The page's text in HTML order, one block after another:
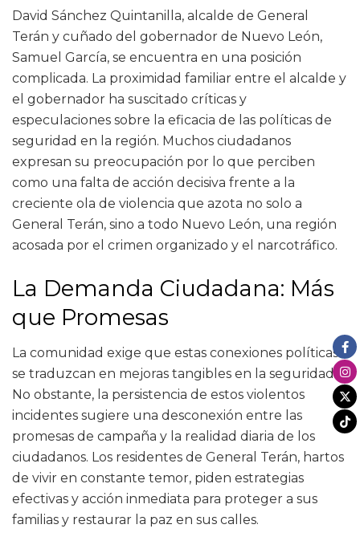
David Sánchez Quintanilla, alcalde de General
Terán y cuñado del gobernador de Nuevo León,
Samuel García, se encuentra en una posición
complicada. La proximidad familiar entre el alcalde y
el gobernador ha suscitado críticas y
especulaciones sobre la eficacia de las políticas de
seguridad en la región. Muchos ciudadanos
expresan su preocupación por lo que perciben
como una falta de acción decisiva frente a la
creciente ola de violencia que azota no solo a
General Terán, sino a todo Nuevo León, una región
acosada por el crimen organizado y el narcotráfico.
La Demanda Ciudadana: Más
que Promesas
La comunidad exige que estas conexiones políticas
se traduzcan en mejoras tangibles en la seguridad.
No obstante, la persistencia de estos violentos
incidentes sugiere una desconexión entre las
promesas de campaña y la realidad diaria de los
ciudadanos. Los residentes de General Terán, hartos
de vivir en constante temor, piden estrategias
efectivas y acción inmediata para proteger a sus
familias y restaurar la paz en sus calles.